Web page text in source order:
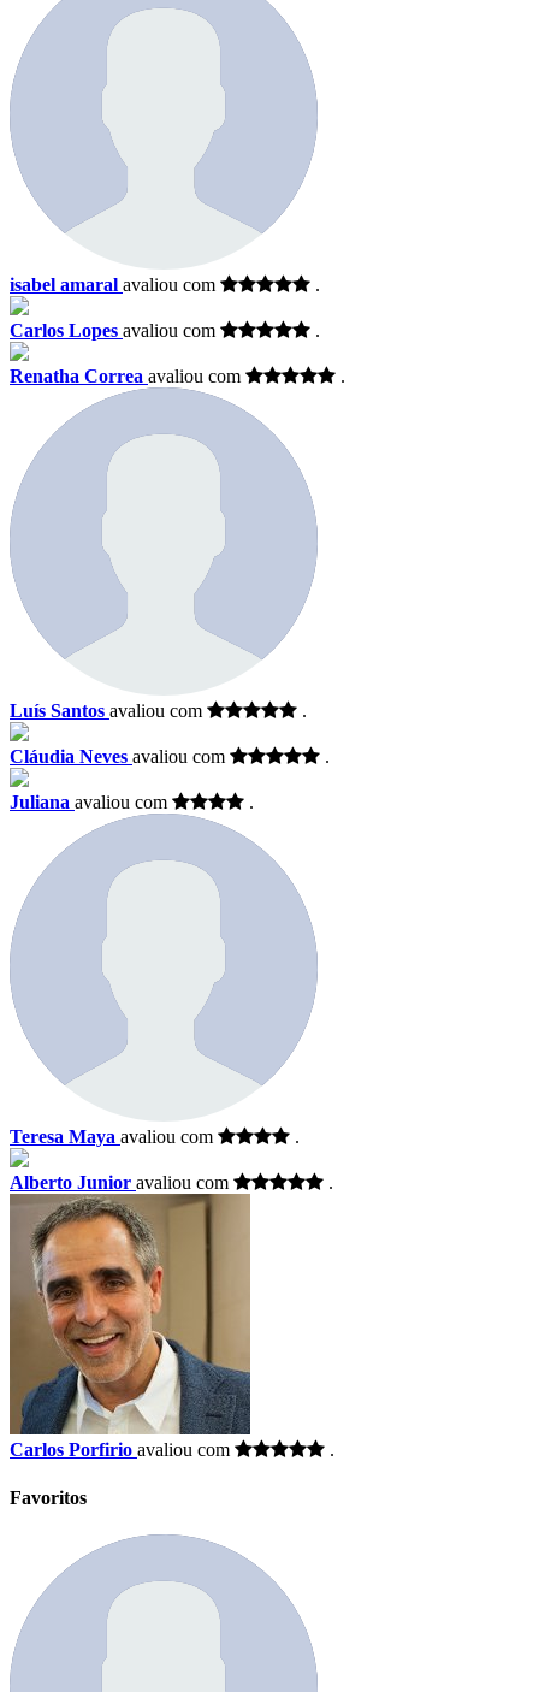
isabel amaral avaliou com .
Carlos Lopes avaliou com .
Renatha Correa avaliou com .
Luís Santos avaliou com .
Cláudia Neves avaliou com .
Juliana avaliou com .
Teresa Maya avaliou com .
Alberto Junior avaliou com .
Carlos Porfirio avaliou com .
Favoritos